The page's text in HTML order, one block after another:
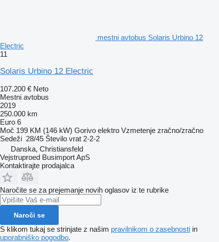
mestni avtobus Solaris Urbino 12
Electric
11
Solaris Urbino 12 Electric
107.200 € Neto
Mestni avtobus
2019
250.000 km
Euro 6
Moč 199 KM (146 kW) Gorivo elektro Vzmetenje zračno/zračno
Sedeži 28/45 Število vrat 2-2-2
Danska, Christiansfeld
Vejstruproed Busimport ApS
Kontaktirajte prodajalca
Naročite se za prejemanje novih oglasov iz te rubrike
Naroči se
S klikom tukaj se strinjate z našim pravilnikom o zasebnosti in
uporabniško pogodbo.